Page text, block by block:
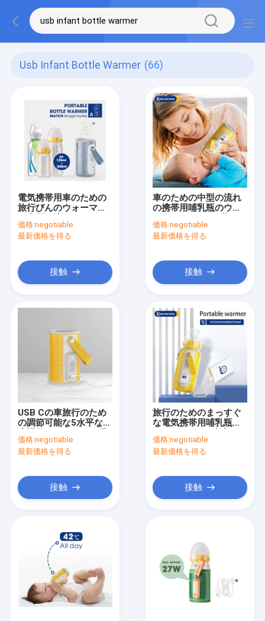
Usb Infant Bottle Warmer (66)
電気携帯用車のための
旅行びんのウォーマー
絶縁されるサーモスタ
ット
価格:negotiable
最新価格を得る
接触
車のための中型の流れ
の携帯用哺乳瓶のウォ
の速度
価格:negotiable
最新価格を得る
接触
USB Cの車旅行のため
の調節可能な5水平な温
かいヴェルクロ
価格:negotiable
最新価格を得る
接触
旅行のためのまっすぐ
な電気携帯用哺乳瓶の
の表示
価格:negotiable
最新価格を得る
接触